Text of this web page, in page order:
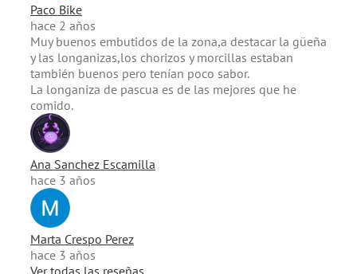
Paco Bike
hace 2 años
Muy buenos embutidos de la zona,a destacar la güeña
y las longanizas,los chorizos y morcillas estaban
también buenos pero tenían poco sabor.
La longaniza de pascua es de las mejores que he
comido.
Ana Sanchez Escamilla
hace 3 años
Marta Crespo Perez
hace 3 años
Ver todas las reseñas